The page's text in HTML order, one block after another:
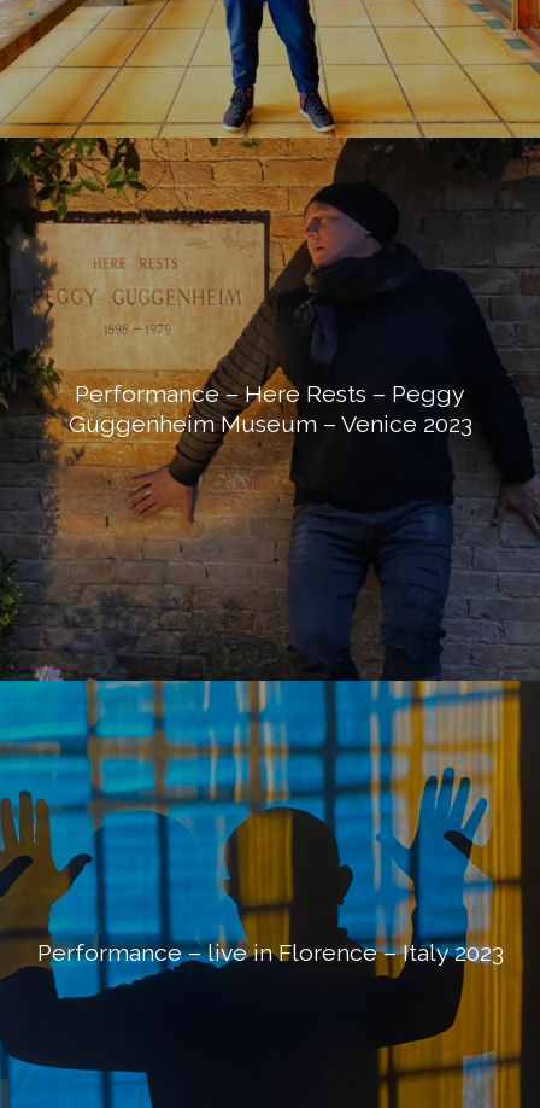
Performance – Here Rests – Peggy
Guggenheim Museum – Venice 2023
Performance – live in Florence – Italy 2023